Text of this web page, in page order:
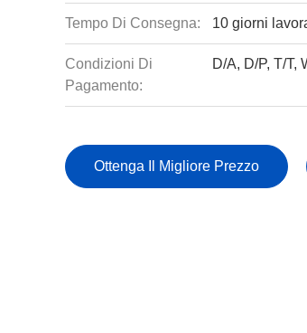
Tempo Di Consegna: 10 giorni
Condizioni Di
Pagamento:
D/A, D/P, T/T,
Ottenga Il Migliore Prezzo